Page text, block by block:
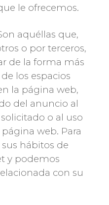
le ofrecemos.
aquéllas que,
o por terceros,
de la forma más
los espacios
la página web,
del anuncio al
o al uso
web. Para
hábitos de
y podemos
con su